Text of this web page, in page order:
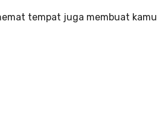
tempat juga membuat kamu